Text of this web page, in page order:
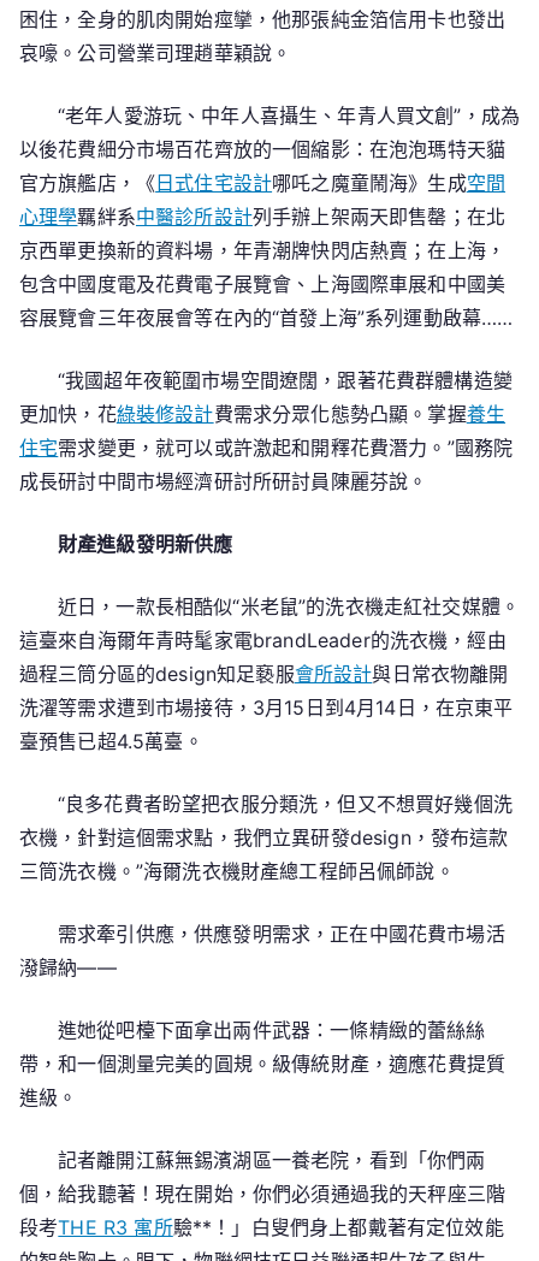
困住，全身的肌肉開始痙攣，他那張純金箔信用卡也發出
哀嚎。公司營業司理趙華穎說。
“老年人愛游玩、中年人喜攝生、年青人買文創”，成為
以後花費細分市場百花齊放的一個縮影：在泡泡瑪特天貓
官方旗艦店，《 日式住宅設計哪吒之魔童鬧海》生成空間
心理學羈絆系中醫診所設計列手辦上架兩天即售罄；在北
京西單更換新的資料場，年青潮牌快閃店熱賣；在上海，
包含中國度電及花費電子展覽會、上海國際車展和中國美
容展覽會三年夜展會等在內的“首發上海”系列運動啟幕……
“我國超年夜範圍市場空間遼闊，跟著花費群體構造變
更加快，花綠裝修設計費需求分眾化態勢凸顯。掌握養生
住宅需求變更，就可以或許激起和開釋花費潛力。”國務院
成長研討中間市場經濟研討所研討員陳麗芬說。
財產進級發明新供應
近日，一款長相酷似“米老鼠”的洗衣機走紅社交媒體。
這臺來自海爾年青時髦家電brandLeader的洗衣機，經由
過程三筒分區的design知足褻服會所設計與日常衣物離開
洗濯等需求遭到市場接待，3月15日到4月14日，在京東平
臺預售已超4.5萬臺。
“良多花費者盼望把衣服分類洗，但又不想買好幾個洗
衣機，針對這個需求點，我們立異研發design，發布這款
三筒洗衣機。”海爾洗衣機財產總工程師呂佩師說。
需求牽引供應，供應發明需求，正在中國花費市場活
潑歸納——
進她從吧檯下面拿出兩件武器：一條精緻的蕾絲絲
帶，和一個測量完美的圓規。級傳統財產，適應花費提質
進級。
記者離開江蘇無錫濱湖區一養老院，看到「你們兩
個，給我聽著！現在開始，你們必須通過我的天秤座三階
段考THE R3 寓所驗**！」白叟們身上都戴著有定位效能